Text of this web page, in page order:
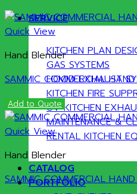
SERVICE
KITCHEN PLAN
GAS SYSTEMS
HOOD EXHAUST
KITCHEN FIRE
UV KITCHEN
MAINTENANCE &
RENTAL KITCHEN
CATALOG
PORTFOLIO
Quick View
Hand Blender
SAMMIC COMMERCIAL
Add to Quote
Quick View
Hand Blender
SAMMIC COMMERCIAL